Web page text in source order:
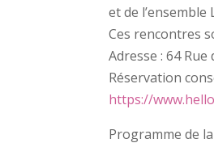
et de l’ensemble
Ces rencontres
Adresse : 64 Rue
Réservation
https://
Programme de